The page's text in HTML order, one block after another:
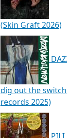
(Skin Graft 2026)
dig out the
records 2025)